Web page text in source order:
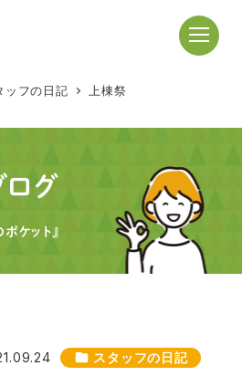
ッフの日記 上棟祭
グ
ケット』
カテゴリー
スタッフの日記